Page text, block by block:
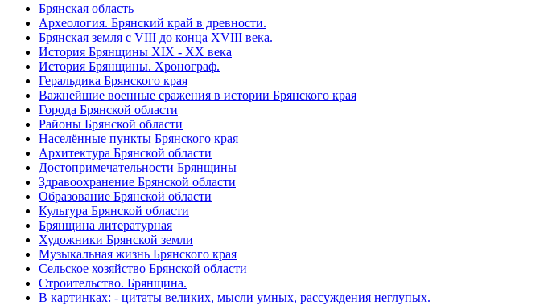
Брянская область
Археология. Брянский край в древности.
Брянская земля с VIII до конца XVIII века.
История Брянщины XIX - XX века
История Брянщины. Хронограф.
Геральдика Брянского края
Важнейшие военные сражения в истории Брянского края
Города Брянской области
Районы Брянской области
Населённые пункты Брянского края
Архитектура Брянской области
Достопримечательности Брянщины
Здравоохранение Брянской области
Образование Брянской области
Культура Брянской области
Брянщина литературная
Художники Брянской земли
Музыкальная жизнь Брянского края
Сельское хозяйство Брянской области
Строительство. Брянщина.
В картинках: - цитаты великих, мысли умных, рассуждения неглупых.